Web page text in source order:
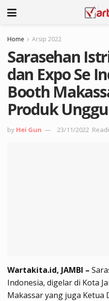
Home Arsip 2022
Sarasehan
dan Expo Se
Booth
Produk
by Hei Gun 23/11/2022
Wartakita.id, JAMBI –
Indonesia, digelar di Kota
Makassar yang juga Ketua